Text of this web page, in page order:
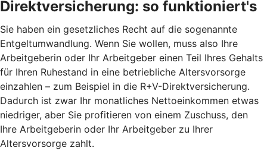
Direktversicherung: so funktioniert's
Sie haben ein gesetzliches Recht auf die sogenannte
Entgeltumwandlung. Wenn Sie wollen, muss also Ihre
Arbeitgeberin oder Ihr Arbeitgeber einen Teil Ihres Gehalts
für Ihren Ruhestand in eine betriebliche Altersvorsorge
einzahlen – zum Beispiel in die R+V-Direktversicherung.
Dadurch ist zwar Ihr monatliches Nettoeinkommen etwas
niedriger, aber Sie profitieren von einem Zuschuss, den
Ihre Arbeitgeberin oder Ihr Arbeitgeber zu Ihrer
Altersvorsorge zahlt.